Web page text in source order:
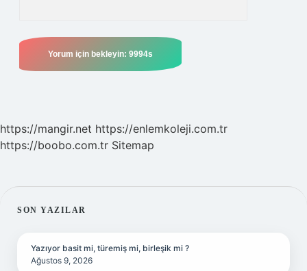
https://mangir.net https://enlemkoleji.com.tr
https://boobo.com.tr Sitemap
SIDEBAR
SON YAZILAR
Yazıyor basit mi, türemiş mi, birleşik mi ?
Ağustos 9, 2026